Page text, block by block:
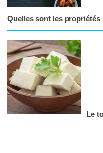
Quelles sont les propriétés
Le